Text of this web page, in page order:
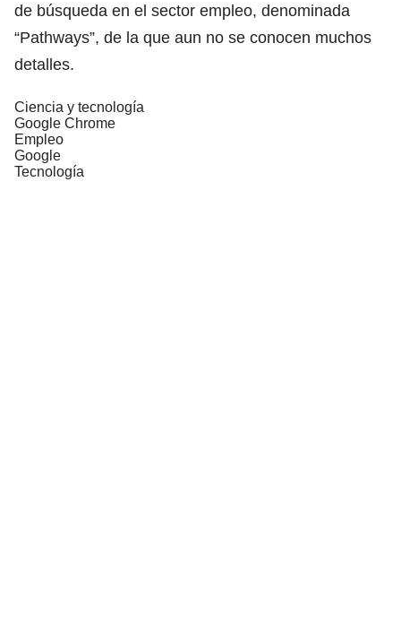
de búsqueda en el sector empleo, denominada
“Pathways”, de la que aun no se conocen muchos
detalles.
Ciencia y tecnología
Google Chrome
Empleo
Google
Tecnología